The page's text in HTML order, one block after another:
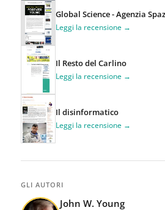
Global Science - Agenzia
Leggi la recensione →
Il Resto del Carlino
Leggi la recensione →
Il disinformatico
Leggi la recensione →
GLI AUTORI
John W. Young